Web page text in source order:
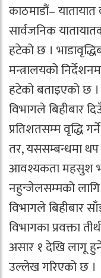
काठमाडौं–
सार्वजनिक
हटेको छ ।
मन्त्रालयको
हटेको बताइएको छ ।
विभागले बिहीबार
प्रतिशतसम्म वृद्धि
तर, यससम्बन्धमा थप
आवश्यकता महसुश
नहुन्जेलसम्मको लागि
विभागले बिहीबार
विभागका प्रवक्ता
असार १ देखि लागू
उल्लेख गरिएको छ ।